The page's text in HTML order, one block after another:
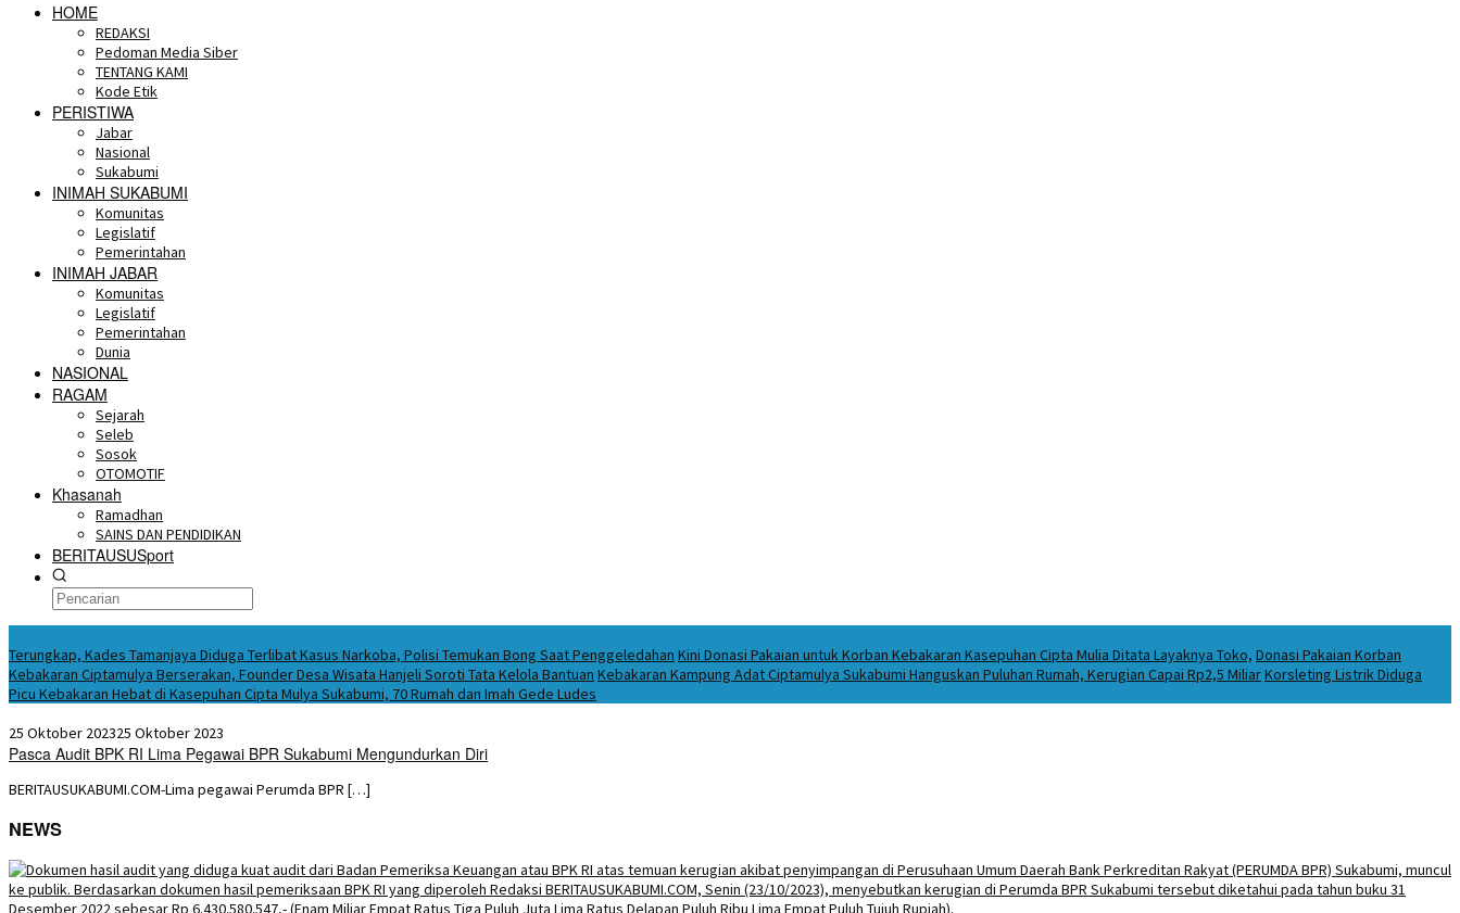
HOME
REDAKSI
Pedoman Media Siber
TENTANG KAMI
Kode Etik
PERISTIWA
Jabar
Nasional
Sukabumi
INIMAH SUKABUMI
Komunitas
Legislatif
Pemerintahan
INIMAH JABAR
Komunitas
Legislatif
Pemerintahan
Dunia
NASIONAL
RAGAM
Sejarah
Seleb
Sosok
OTOMOTIF
Khasanah
Ramadhan
SAINS DAN PENDIDIKAN
BERITAUSUSport
Terungkap, Kades Tamanjaya Diduga Terlibat Kasus Narkoba, Polisi Temukan Bong Saat Penggeledahan Kini Donasi Pakaian untuk Korban Kebakaran Kasepuhan Cipta Mulia Ditata Layaknya Toko, Donasi Pakaian Korban
Kebakaran Ciptamulya Berserakan, Founder Desa Wisata Hanjeli Soroti Tata Kelola Bantuan Kebakaran Kampung Adat Ciptamulya Sukabumi Hanguskan Puluhan Rumah, Kerugian Capai Rp2,5 MiliarKorsleting Listrik Diduga
Picu Kebakaran Hebat di Kasepuhan Cipta Mulya Sukabumi, 70 Rumah dan Imah Gede Ludes
25 Oktober 202325 Oktober 2023
Pasca Audit BPK RI Lima Pegawai BPR Sukabumi Mengundurkan Diri
BERITAUSUKABUMI.COM-Lima pegawai Perumda BPR […]
NEWS